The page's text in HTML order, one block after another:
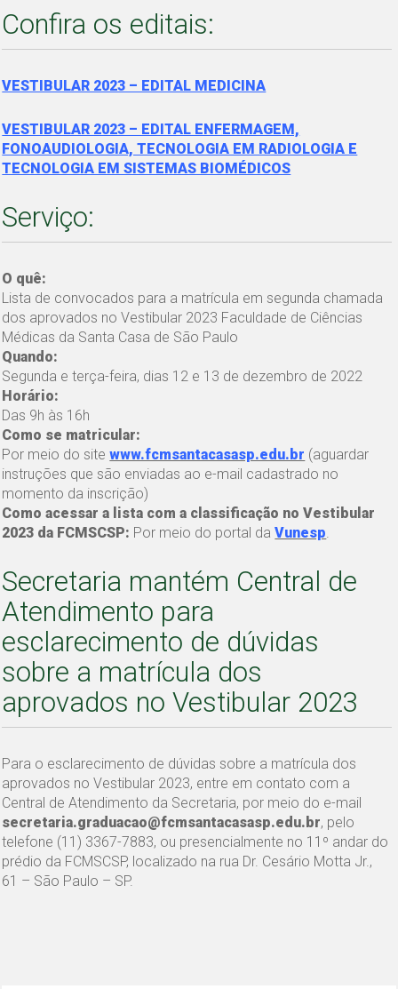
Confira os editais:
VESTIBULAR 2023 – EDITAL MEDICINA
VESTIBULAR 2023 – EDITAL ENFERMAGEM,
FONOAUDIOLOGIA, TECNOLOGIA EM RADIOLOGIA E
TECNOLOGIA EM SISTEMAS BIOMÉDICOS
Serviço:
O quê:
Lista de convocados para a matrícula em segunda chamada
dos aprovados no Vestibular 2023 Faculdade de Ciências
Médicas da Santa Casa de São Paulo
Quando:
Segunda e terça-feira, dias 12 e 13 de dezembro de 2022
Horário:
Das 9h às 16h
Como se matricular:
Por meio do sitewww.fcmsantacasasp.edu.br (aguardar
instruções que são enviadas ao e-mail cadastrado no
momento da inscrição)
Como acessar a lista com a classificação no Vestibular
2023 da FCMSCSP: Por meio do portal daVunesp
Secretaria mantém Central de
Atendimento para
esclarecimento de dúvidas
sobre a matrícula dos
aprovados no Vestibular 2023
Para o esclarecimento de dúvidas sobre a matrícula dos
aprovados no Vestibular 2023, entre em contato com a
Central de Atendimento da Secretaria, por meio do e-mail
secretaria.graduacao@fcmsantacasasp.edu.br, pelo
telefone (11) 3367-7883, ou presencialmente no 11º andar do
prédio da FCMSCSP, localizado na rua Dr. Cesário Motta Jr.,
61 – São Paulo – SP.